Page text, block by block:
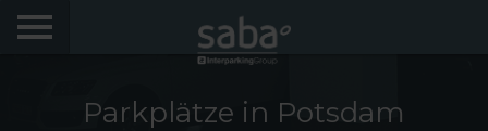
Parkplätze in Potsdam